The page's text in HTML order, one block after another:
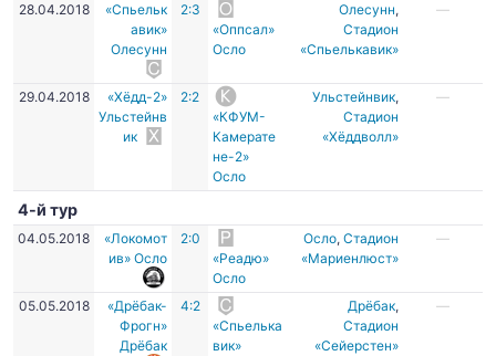
28.04.2018
«Спьельк
авик»
Олесунн
2:3
«Оппсал»
Осло
Олесунн,
Стадион
«Спьелькавик»
—
29.04.2018
«Хёдд-2»
Ульстейнв
ик
2:2
«КФУМ-
Камерате
не-2»
Осло
Ульстейнвик,
Стадион
«Хёддволл»
—
4-й тур
04.05.2018
«Локомот
ив» Осло
2:0
«Реадю»
Осло
Осло,Стадион
«Мариенлюст»
—
05.05.2018
«Дрёбак-
Фрогн»
Дрёбак
4:2
«Спьелька
вик»
Дрёбак,
Стадион
«Сейерстен»
—